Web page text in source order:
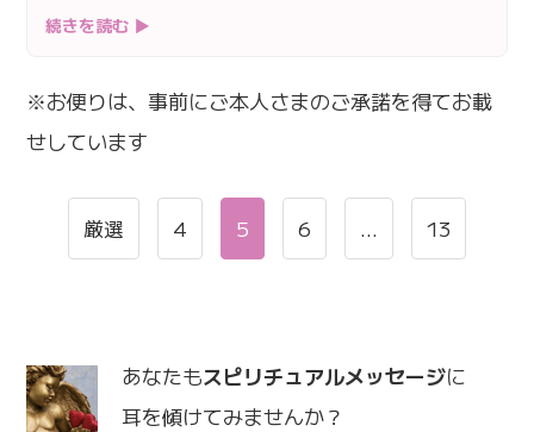
続きを読む ▶
※お便りは、事前にご本人さまのご承諾を得てお載
せしています
厳選 4 5 6 … 13
あなたもスピリチュアルメッセージに
耳を傾けてみませんか？